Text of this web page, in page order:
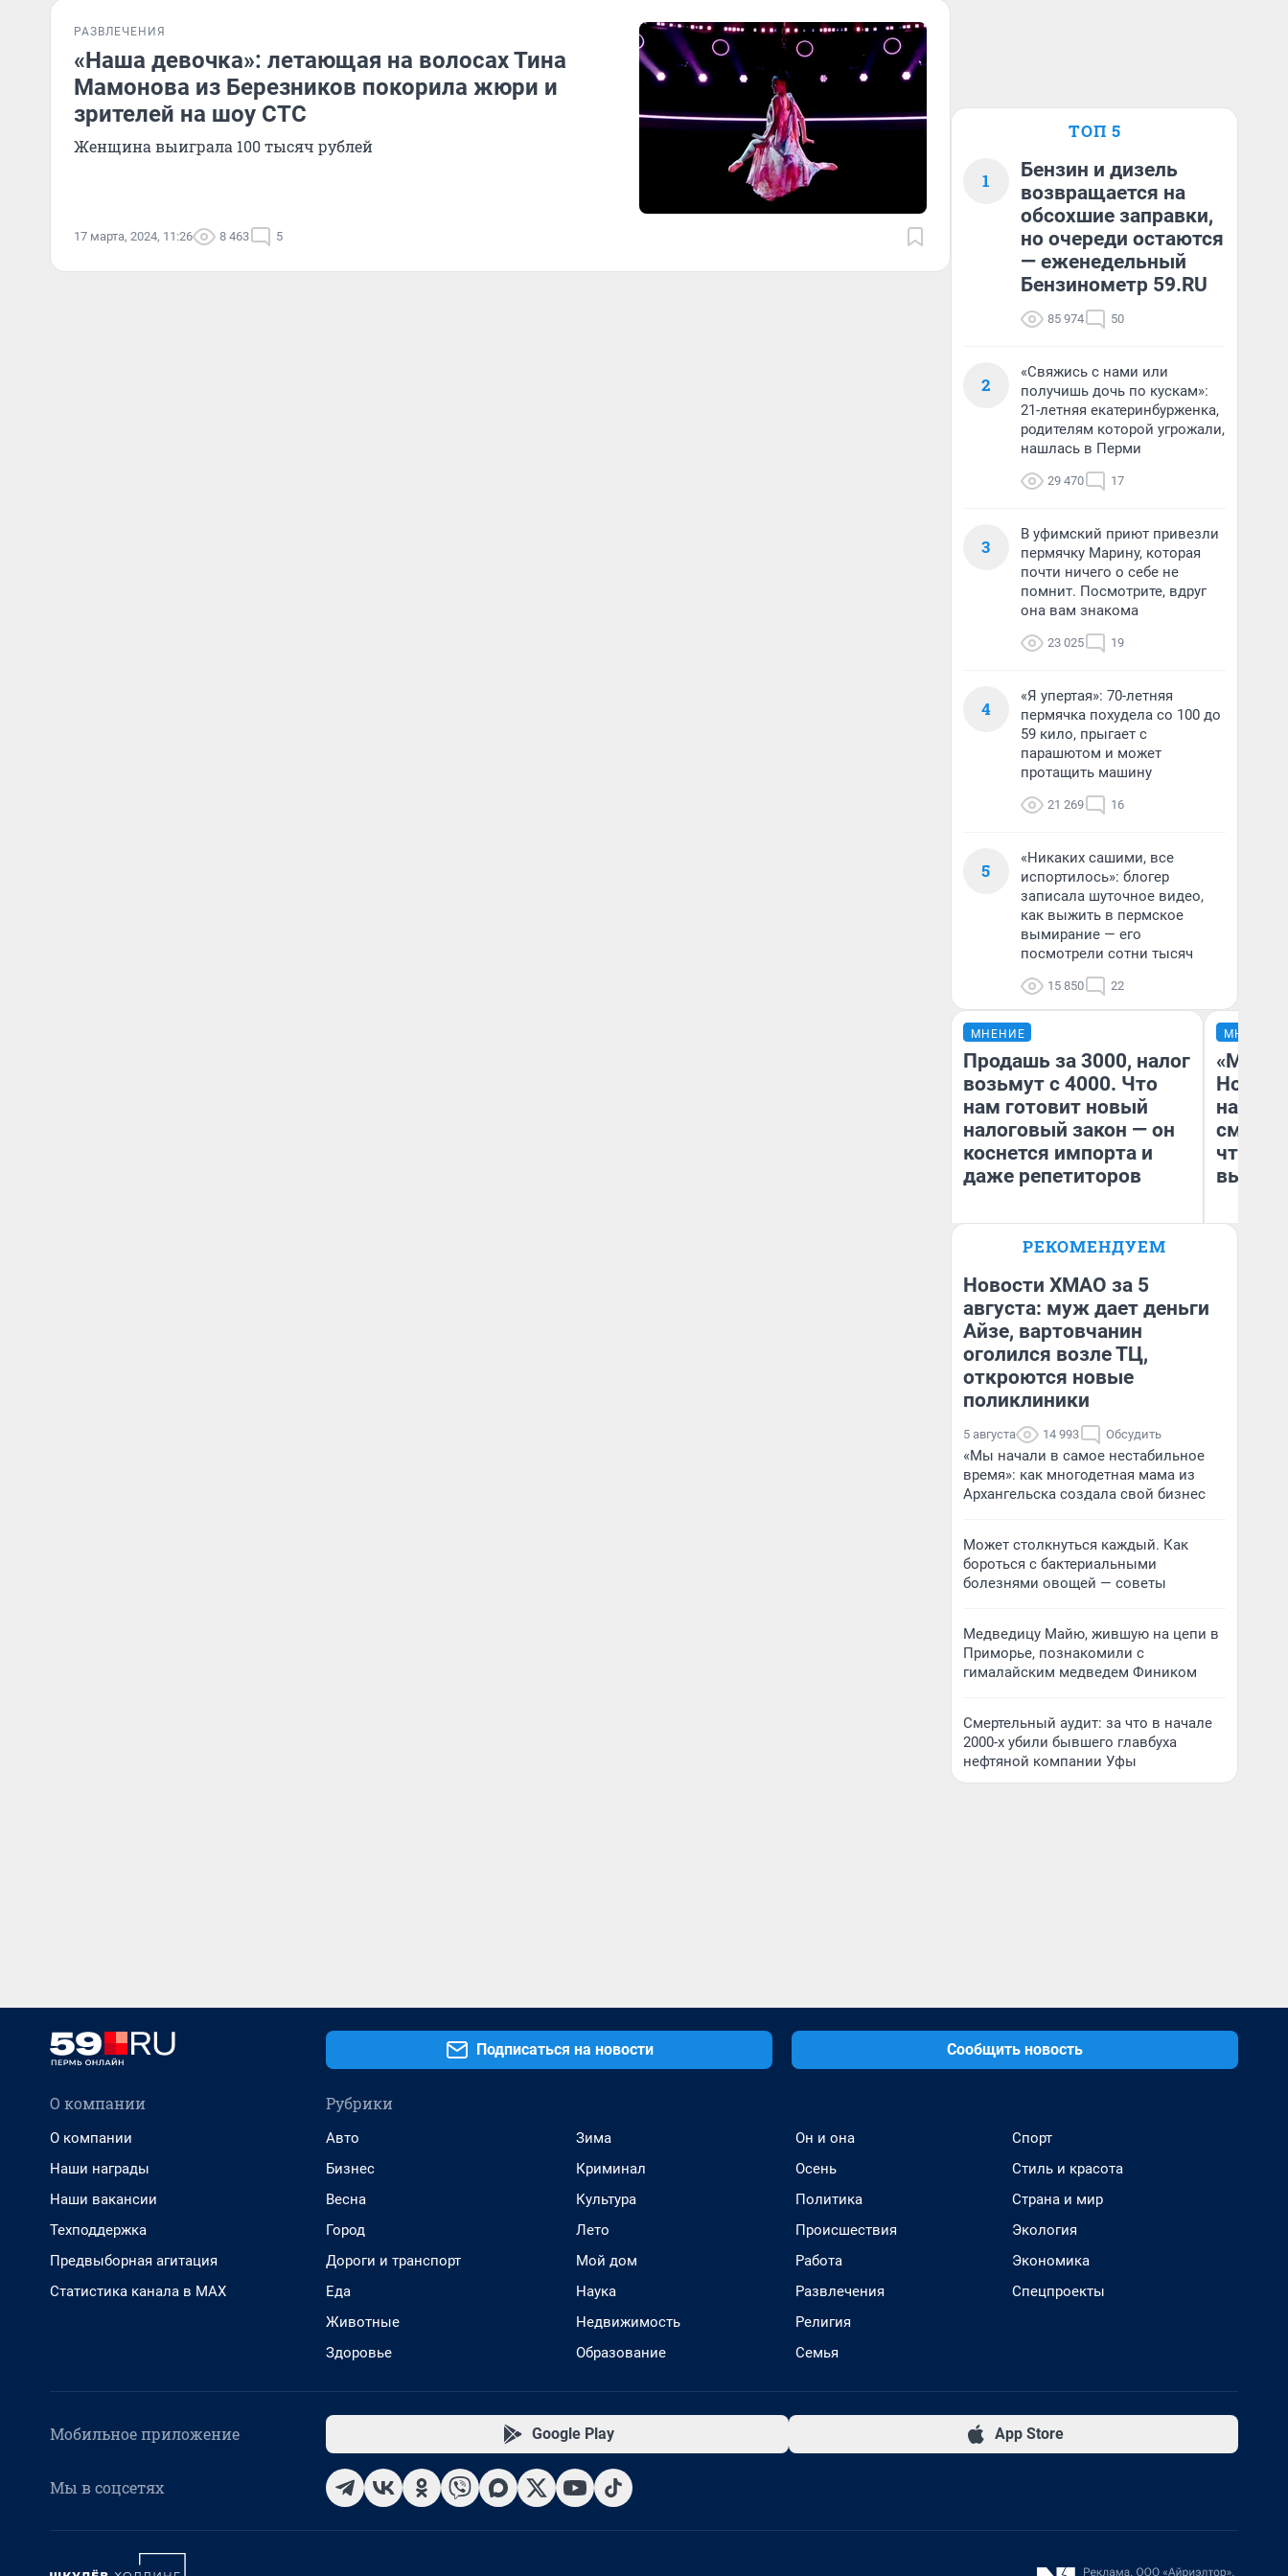
РАЗВЛЕЧЕНИЯ
«Наша девочка»: летающая на волосах Тина
Мамонова из Березников покорила жюри и
зрителей на шоу СТС
Женщина выиграла 100 тысяч рублей
17 марта, 2024, 11:26 8 463 5
ТОП 5
1
Бензин и дизель
возвращается на
обсохшие заправки,
но очереди остаются
— еженедельный
Бензинометр 59.RU
85 974 50
2
«Свяжись с нами или
получишь дочь по кускам»:
21-летняя екатеринбурженка,
родителям которой угрожали,
нашлась в Перми
29 470 17
3
В уфимский приют привезли
пермячку Марину, которая
почти ничего о себе не
помнит. Посмотрите, вдруг
она вам знакома
23 025 19
4
«Я упертая»: 70-летняя
пермячка похудела со 100 до
59 кило, прыгает с
парашютом и может
протащить машину
21 269 16
5
«Никаких сашими, все
испортилось»: блогер
записала шуточное видео,
как выжить в пермское
вымирание — его
посмотрели сотни тысяч
15 850 22
МНЕНИЕ
Продашь за 3000, налог
возьмут с 4000. Что
нам готовит новый
налоговый закон — он
коснется импорта и
даже репетиторов
Анастасия Завгородняя
МНЕНИЕ
«Мы
чтобы
РЕКОМЕНДУЕМ
Новости ХМАО за 5
августа: муж дает деньги
Айзе, вартовчанин
оголился возле ТЦ,
откроются новые
поликлиники
5 августа 14 993 Обсудить
«Мы начали в самое нестабильное
время»: как многодетная мама из
Архангельска создала свой бизнес
Может столкнуться каждый. Как
бороться с бактериальными
болезнями овощей — советы
Медведицу Майю, жившую на цепи в
Приморье, познакомили с
гималайским медведем Фиником
Смертельный аудит: за что в начале
2000-х убили бывшего главбуха
нефтяной компании Уфы
Подписаться на новости Сообщить новость
О компании
О компании
Наши награды
Наши вакансии
Техподдержка
Предвыборная агитация
Статистика канала в MAX
Рубрики
Авто
Бизнес
Весна
Город
Дороги и транспорт
Еда
Животные
Здоровье
Зима
Криминал
Культура
Лето
Мой дом
Наука
Недвижимость
Образование
Он и она
Осень
Политика
Происшествия
Работа
Развлечения
Религия
Семья
Спорт
Стиль и красота
Страна и мир
Экология
Экономика
Спецпроекты
Мобильное приложение Google Play App Store
Мы в соцсетях